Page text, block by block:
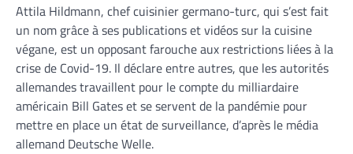
Attila Hildmann, chef cuisinier germano-turc, qui s’est fait
un nom grâce à ses publications et vidéos sur la cuisine
végane, est un opposant farouche aux restrictions liées à la
crise de Covid-19. Il déclare entre autres, que les autorités
allemandes travaillent pour le compte du milliardaire
américain Bill Gates et se servent de la pandémie pour
mettre en place un état de surveillance, d’après le média
allemand Deutsche Welle.